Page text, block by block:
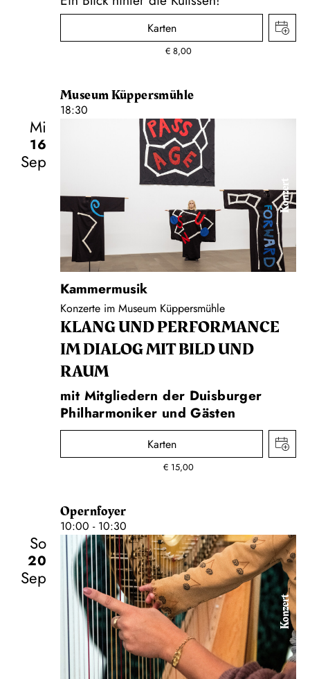
Karten
€ 8,00
Museum Küppersmühle
18:30
Mi
16
Sep
Konzert
Kammermusik
Konzerte im Museum Küppersmühle
KLANG UND PERFORMANCE
IM DIALOG MIT BILD UND
RAUM
mit Mitgliedern der Duisburger
Philharmoniker und Gästen
Karten
€ 15,00
Opernfoyer
10:00 - 10:30
So
20
Sep
Konzert